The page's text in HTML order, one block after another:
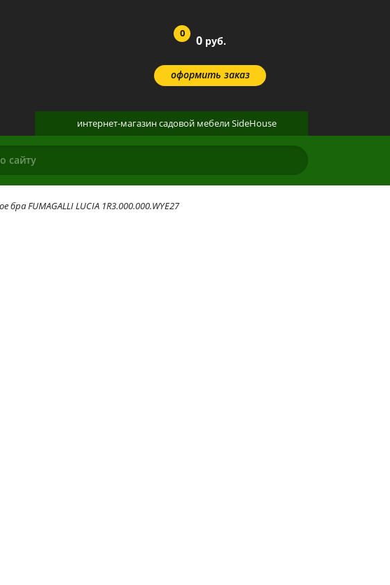
0 0 руб.
оформить заказ
интернет-магазинсадовой мебелиSideHouse
бра FUMAGALLI LUCIA 1R3.000.000.WYE27